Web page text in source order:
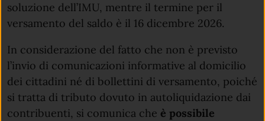
soluzione dell’IMU, mentre il termine per il
versamento del saldo è il 16 dicembre 2026.
In considerazione del fatto che non è previsto
l’invio di comunicazioni informative al domicilio
dei cittadini né di bollettini di versamento, poiché
si tratta di tributo dovuto in autoliquidazione dai
contribuenti, si comunica che è possibile